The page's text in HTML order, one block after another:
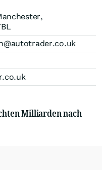
Milliarden nach